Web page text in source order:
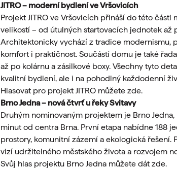
JITRO – moderní bydlení ve Vršovicích
Projekt JITRO ve Vršovicích přináší do této
velikostí – od útulných startovacích jednotek
Architektonicky vychází z tradice modernismu,
komfort i praktičnost. Součástí domu je také
až po kolárnu a zásilkové boxy. Všechny tyto
kvalitní bydlení, ale i na pohodlný každodenní
Hlasovat pro projekt JITRO můžete zde.
Brno Jedna – nová čtvrť u řeky Svitavy
Druhým nominovaným projektem je Brno
minut od centra Brna. První etapa nabídne 188
prostory, komunitní zázemí a ekologická
vizí udržitelného městského života a rozvojem
Svůj hlas projektu Brno Jedna můžete dát zde.